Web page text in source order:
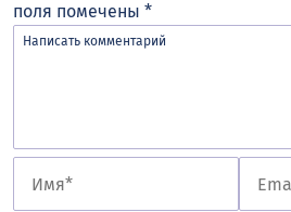
поля помечены *